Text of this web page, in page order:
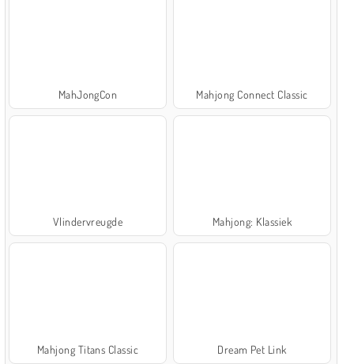
MahJongCon Mahjong Connect Classic
Vlindervreugde Mahjong: Klassiek
Mahjong Titans Classic Dream Pet Link